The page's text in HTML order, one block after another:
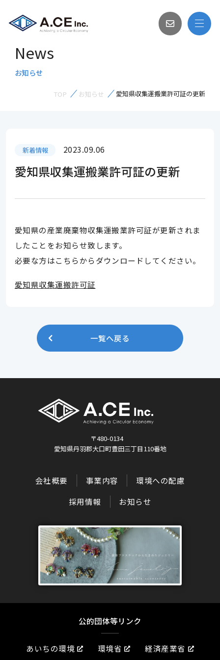
News
お知らせ
TOP お知らせ 愛知県収集運搬業許可証の更新
新着情報 2023.09.06
愛知県収集運搬業許可証の更新
愛知県の産業廃棄物収集運搬業許可証が更新されま
したことをお知らせ致します。
必要な方はこちらからダウンロードしてください。
愛知県収集運搬許可証
一覧へ戻る
〒480-0134
愛知県丹羽郡大口町豊田三丁目110番地
会社概要 事業内容
環境への配慮
採用情報
お知らせ
公的団体等リンク
あいちの環境 環境省 経済産業省